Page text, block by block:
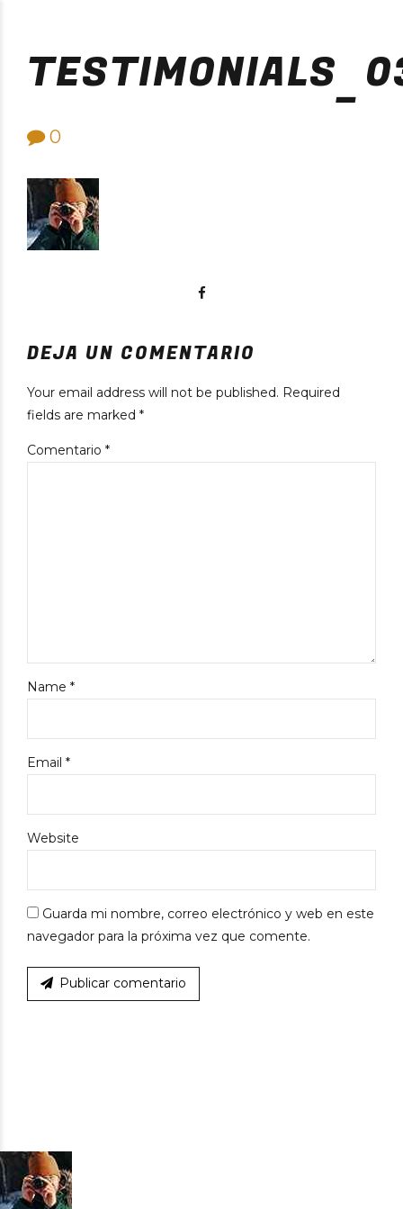
0
DEJA UN COMENTARIO
Your email address will not be published. Required
fields are marked *
Comentario *
Name *
Email *
Website
Guarda mi nombre, correo electrónico y web en este
navegador para la próxima vez que comente.
Publicar comentario